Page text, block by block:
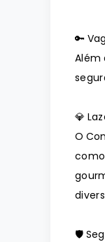
🔑
Além
💎
O
🛡️